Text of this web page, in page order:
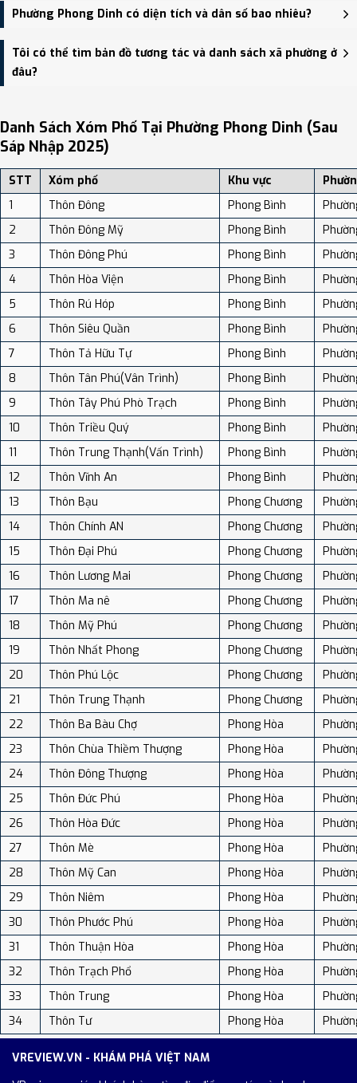
Trụ sở hành chính mới của Phường Phong Dinh đặt tại 168 Phò
Trạch Đệm, phường Phong Dinh - trung tâm khu vực thuận tiện
giao thông.
Phường Phong Dinh có diện tích và dân số bao nhiêu?
Phường Phong Dinh có Diện tích: 87.17 km², Dân số: 28,012 người,
Mật độ dân số: Khoảng 321.35 người/km²
Tôi có thể tìm bản đồ tương tác và danh sách xã phường ở
đâu?
địa điểm tại: VReview.vn - Nền tảng review địa điểm, dịch vụ và du
lịch uy tín tại Việt Nam.
Danh Sách Xóm Phố Tại Phường Phong Dinh (sau
Sáp Nhập 2025)
STT Xóm phố Khu vực
1
Thôn Đông Phong Bình
2
Thôn Đông Mỹ Phong Bình
3
Thôn Đông Phú Phong Bình
4
Thôn Hòa Viện Phong Bình
5
Thôn Rú Hóp Phong Bình
6
Thôn Siêu Quần Phong Bình
7
Thôn Tả Hữu Tự Phong Bình
8
Thôn Tân Phú(Vân Trình) Phong Bình
9
Thôn Tây Phú Phò Trạch Phong Bình
10
Thôn Triều Quý Phong Bình
11
Thôn Trung Thạnh(Vấn Trình) Phong Bình
12
Thôn Vĩnh An Phong Bình
13
Thôn Bạu Phong Chương
14
Thôn Chính AN Phong Chương
15
Thôn Đại Phú Phong Chương
16
Thôn Lương Mai Phong Chương
17
Thôn Ma nê Phong Chương
18
Thôn Mỹ Phú Phong Chương
19
Thôn Nhất Phong Phong Chương
20
Thôn Phú Lộc Phong Chương
21
Thôn Trung Thạnh Phong Chương
22
Thôn Ba Bàu Chợ Phong Hòa
23
Thôn Chùa Thiềm Thượng Phong Hòa
24
Thôn Đông Thượng Phong Hòa
25
Thôn Đức Phú Phong Hòa
26
Thôn Hòa Đức Phong Hòa
27
Thôn Mè Phong Hòa
28
Thôn Mỹ Can Phong Hòa
29
Thôn Niêm Phong Hòa
30
Thôn Phước Phú Phong Hòa
31
Thôn Thuận Hòa Phong Hòa
32
Thôn Trạch Phổ Phong Hòa
33
Thôn Trung Phong Hòa
34
Thôn Tư Phong Hòa
VREVIEW.VN - KHÁM PHÁ VIỆT NAM